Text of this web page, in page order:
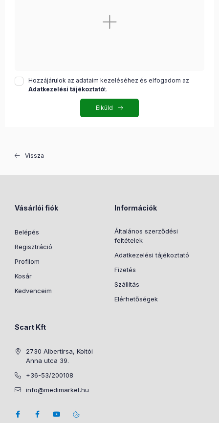
Hozzájárulok az adataim kezeléséhez és elfogadom az
Adatkezelési tájékoztatót.
Elküld
Vissza
Vásárlói fiók
Belépés
Regisztráció
Profilom
Kosár
Kedvenceim
Információk
Általános szerződési
feltételek
Adatkezelési tájékoztató
Fizetés
Szállítás
Elérhetőségek
Scart Kft
2730 Albertirsa, Koltói
Anna utca 39.
+36-53/200108
info@medimarket.hu